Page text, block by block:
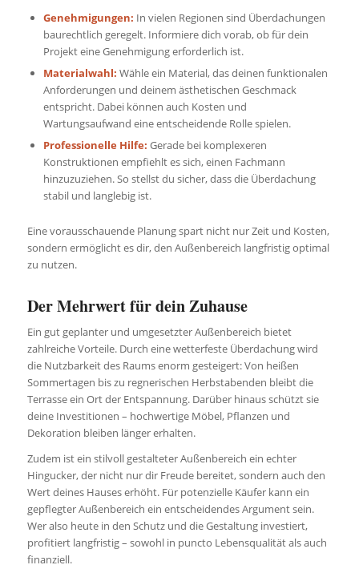
Genehmigungen: In vielen Regionen sind Überdachungen
baurechtlich geregelt. Informiere dich vorab, ob für dein
Projekt eine Genehmigung erforderlich ist.
Materialwahl: Wähle ein Material, das deinen funktionalen
Anforderungen und deinem ästhetischen Geschmack
entspricht. Dabei können auch Kosten und
Wartungsaufwand eine entscheidende Rolle spielen.
Professionelle Hilfe: Gerade bei komplexeren
Konstruktionen empfiehlt es sich, einen Fachmann
hinzuzuziehen. So stellst du sicher, dass die Überdachung
stabil und langlebig ist.
Eine vorausschauende Planung spart nicht nur Zeit und Kosten,
sondern ermöglicht es dir, den Außenbereich langfristig optimal
zu nutzen.
Der Mehrwert für dein Zuhause
Ein gut geplanter und umgesetzter Außenbereich bietet
zahlreiche Vorteile. Durch eine wetterfeste Überdachung wird
die Nutzbarkeit des Raums enorm gesteigert: Von heißen
Sommertagen bis zu regnerischen Herbstabenden bleibt die
Terrasse ein Ort der Entspannung. Darüber hinaus schützt sie
deine Investitionen – hochwertige Möbel, Pflanzen und
Dekoration bleiben länger erhalten.
Zudem ist ein stilvoll gestalteter Außenbereich ein echter
Hingucker, der nicht nur dir Freude bereitet, sondern auch den
Wert deines Hauses erhöht. Für potenzielle Käufer kann ein
gepflegter Außenbereich ein entscheidendes Argument sein.
Wer also heute in den Schutz und die Gestaltung investiert,
profitiert langfristig – sowohl in puncto Lebensqualität als auch
finanziell.